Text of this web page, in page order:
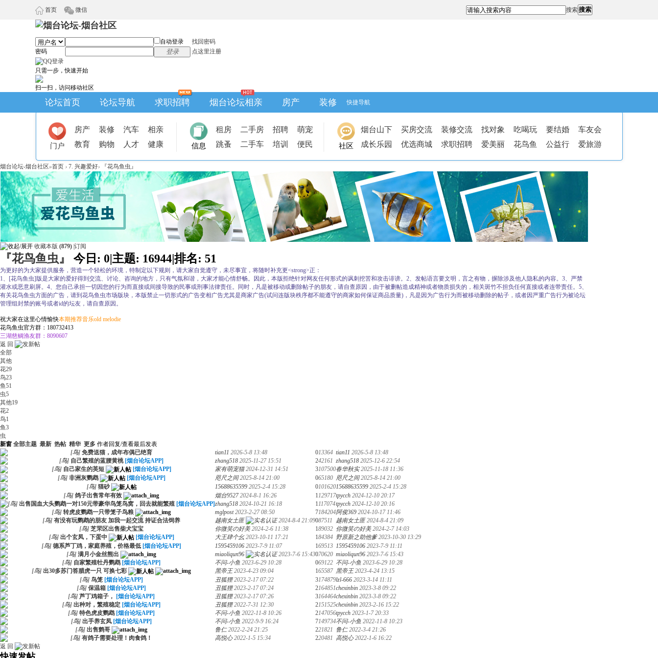
首页 微信 搜索搜索
自动登录
找回密码
密码
登录 点这里注册
只需一步，快速开始
扫一扫，访问移动社区
论坛首页 论坛导航 求职招聘 烟台论坛相亲 房产 装修 快捷导航
门户
房产 装修 汽车
相亲
教育
购物 人才 健康 信息
租房 二手房 招聘
萌宠
跳蚤
二手车 培训 便民 社区
烟台山下 买房交流 装修交流 找对象 吃喝玩 要结婚
车友会
成长乐园
优选商城 求职招聘 爱美丽 花鸟鱼 公益行 爱旅游
烟台论坛-烟台社区»首页 › 7. 兴趣爱好› 『花鸟鱼虫』
收藏本版 (879) 订阅
『花鸟鱼虫』 今日: 0|主题: 16944|排名: 51
为更好的为大家提供服务，营造一个轻松的环境，特制定以下规则，请大家自觉遵守，未尽事宜，将随时补充更<strong>正：
1、[花鸟鱼虫]版是大家的爱好得到交流、讨论、咨询的地方，只有气氛和谐，大家才能心情舒畅。因此，本版拒绝针对网友任何形式的讽刺挖苦和攻击诽谤。2、发帖语言要文明，言之有物，摒除涉及他人隐私的内容。3、严禁
灌水或恶意刷屏。4、您自己承担一切因您的行为而直接或间接导致的民事或刑事法律责任。同时，凡是被移动或删除帖子的朋友，请自查原因，由于被删帖造成精神或者物质损失的，相关斑竹不担负任何直接或者连带责任。5、
有关花鸟鱼虫方面的广告，请到花鸟鱼虫市场版块，本版禁止一切形式的广告变相广告尤其是商家广告(试问连版块秩序都不能遵守的商家如何保证商品质量)，凡是因为广告行为而被移动删除的帖子，或者因严重广告行为被论坛
管理组封禁的账号或者id的坛友，请自查原因。
祝大家在这里心情愉快本期推荐音乐old melodie
花鸟鱼虫官方群：180732413
三湖慈鲷渔友群：8090607
返 回
全部
其他
花29
鸟23
鱼51
虫5
其他19
花2
鸟1
鱼3
虫
新窗 全部主题 最新 热帖 精华 更多 作者回复/查看最后发表
[鸟] 免费送猫，成年布偶已绝育 tian11 2026-5-8 13:48 013364 tian11 2026-5-8 13:48
[鸟] 自己繁殖的蓝腰黄桃 [烟台论坛APP] zhang518 2025-11-27 15:51 242161 zhang518 2025-12-6 22:54
[鸟] 自己家生的英短 [烟台论坛APP] 家有萌宠猫 2024-12-31 14:51 3107500春华秋实 2025-11-18 11:36
[鸟] 非洲灰鹦鹉 [烟台论坛APP] 咫尺之间 2025-8-14 21:00 065180 咫尺之间 2025-8-14 21:00
[鸟] 猫砂 15688635599 2025-2-4 15:28 010162015688635599 2025-2-4 15:28
[鸟] 鸽子出售常年有效 烟台9527 2024-8-1 16:26 1129717tpycch 2024-12-10 20:17
[鸟] 出售国血大头鹦鹉一对150元带豪华鸟笼鸟窝，回去就能繁殖 [烟台论坛APP]zhang518 2024-10-21 16:18 1117074tpycch 2024-12-10 20:16
[鸟] 转虎皮鹦鹉一只带笼子鸟粮 mglpost 2023-2-27 08:50 7184204阿俊369 2024-10-17 11:46
[鸟] 有没有玩鹦鹉的朋友 加我一起交流 持证合法饲养 越南女土匪 2024-8-4 21:09087511 越南女土匪 2024-8-4 21:09
[鸟] 芝罘区出售柴犬宝宝 你微笑の好美 2024-2-6 11:38 189032 你微笑の好美 2024-2-7 14:03
[鸟] 出个玄凤，下蛋中 [烟台论坛APP] 大王肆个幺 2023-10-11 17:21 184384 野原新之助他爹 2023-10-30 13:29
[鸟] 德系芦丁鸡，家庭养殖，价格最低 [烟台论坛APP] 1595459106 2023-7-9 11:07 169513 1595459106 2023-7-9 11:11
[鸟] 满月小金丝熊出 miaoliqun96 2023-7-6 15:43070620 miaoliqun96 2023-7-6 15:43
[鸟] 自家繁殖牡丹鹦鹉 [烟台论坛APP] 不问-小鱼 2023-6-29 10:28 069122 不问-小鱼 2023-6-29 10:28
[鸟] 出30多苏门答腊虎一只 可换七彩 黑帝王 2023-4-23 09:04 165587 黑帝王 2023-4-24 13:15
[鸟] 鸟笼 [烟台论坛APP] 丑狐狸 2023-2-17 07:22 3174879lzl-666 2023-3-14 11:11
[鸟] 保温箱 [烟台论坛APP] 丑狐狸 2023-2-17 07:24 2164851chexinbin 2023-3-8 09:22
[鸟] 芦丁鸡箱子， [烟台论坛APP] 丑狐狸 2023-2-17 07:26 3164464chexinbin 2023-3-8 09:22
[鸟] 出种对，繁殖稳定 [烟台论坛APP] 丑狐狸 2022-7-31 12:30 2151525chexinbin 2023-2-16 15:22
[鸟] 特色虎皮鹦鹉 [烟台论坛APP] 不问-小鱼 2022-11-8 10:26 2147056tpycch 2023-1-7 20:33
[鸟] 出手养玄凤 [烟台论坛APP] 不问-小鱼 2022-9-9 16:24 7149734不问-小鱼 2022-11-8 10:23
[鸟] 出售鹩哥 鲁仁 2022-2-24 21:25 221821 鲁仁 2022-3-4 21:26
[鸟] 有鸽子需要处理！肉食鸽！ 高悦心 2022-1-5 15:34 220481 高悦心 2022-1-6 16:22
返 回